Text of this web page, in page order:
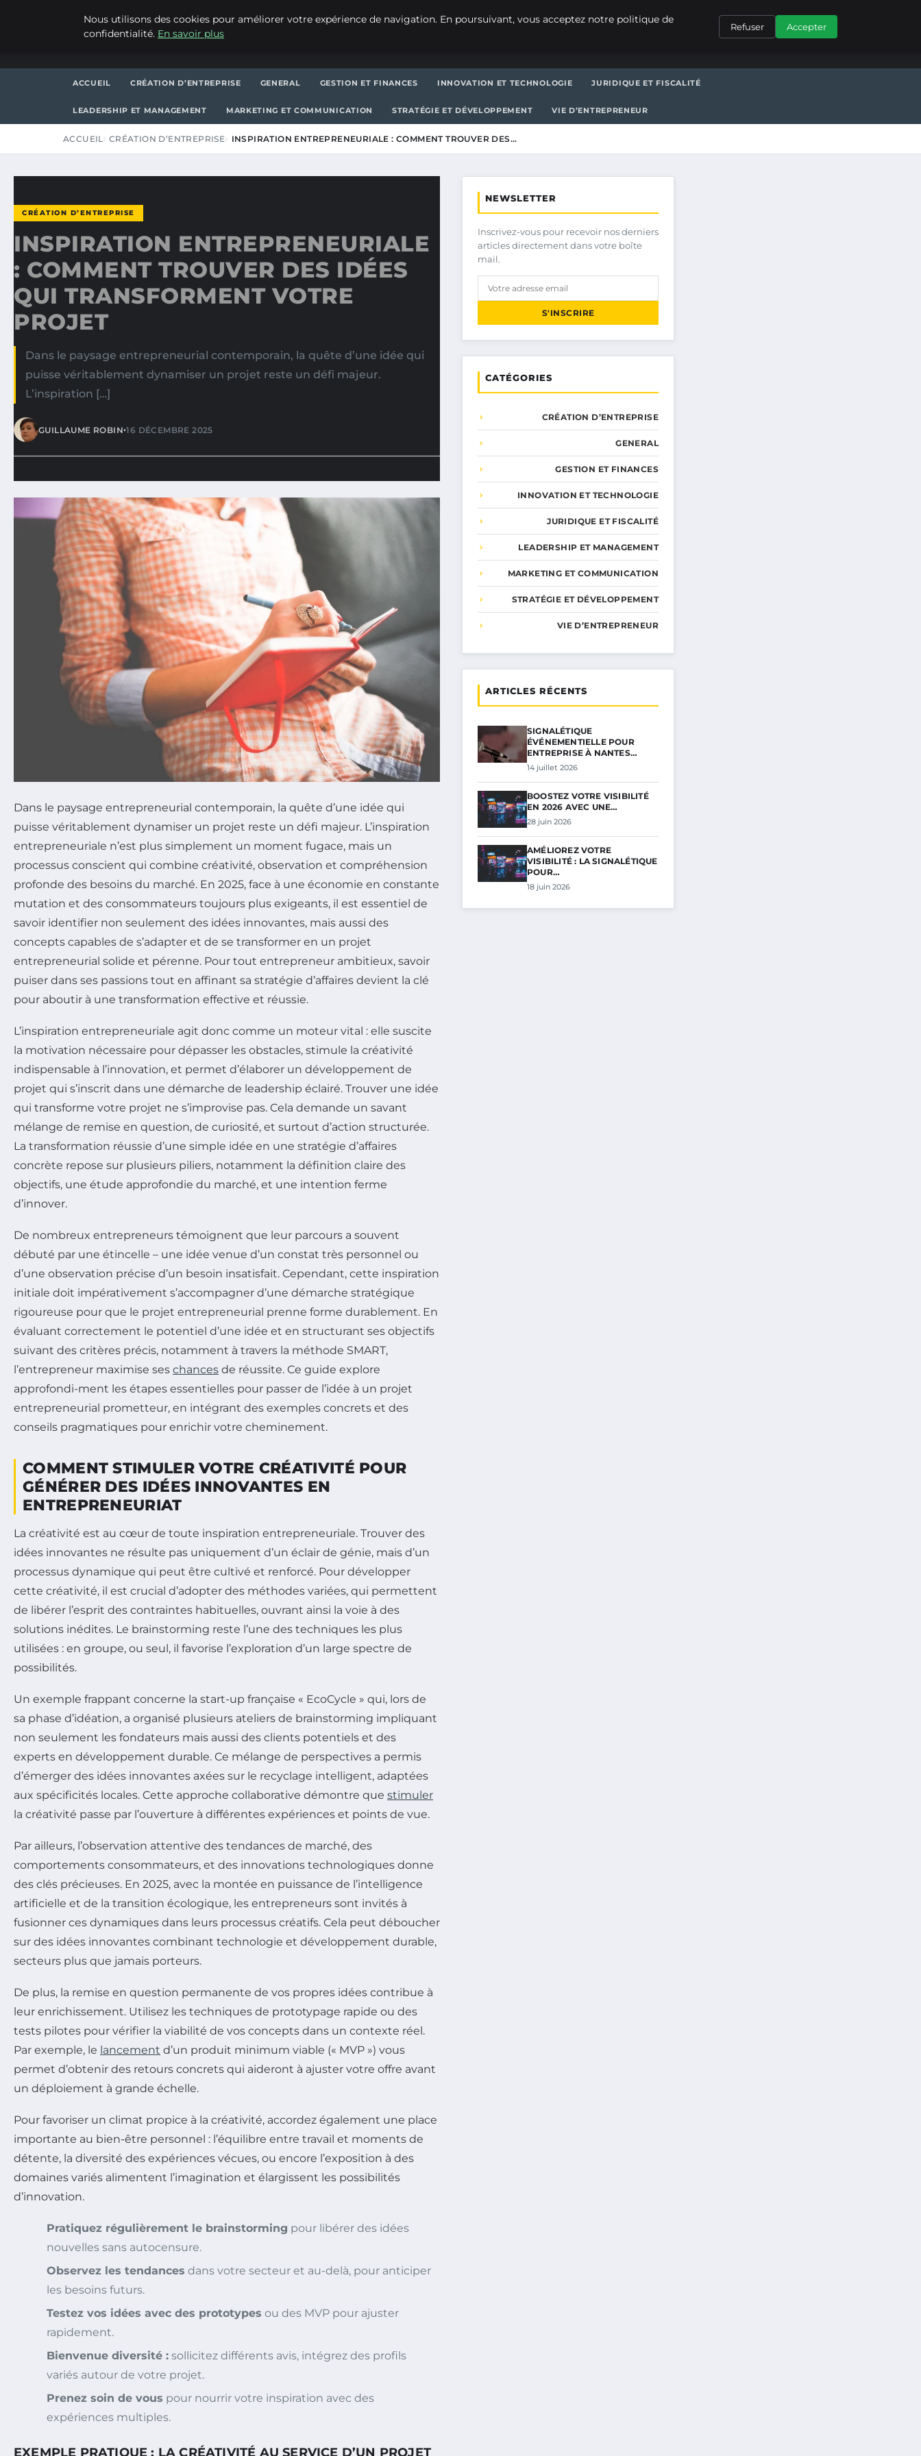
ACCUEIL CRÉATION D’ENTREPRISE GENERAL GESTION ET FINANCES INNOVATION ET TECHNOLOGIE JURIDIQUE ET FISCALITÉ
LEADERSHIP ET MANAGEMENT MARKETING ET COMMUNICATION STRATÉGIE ET DÉVELOPPEMENT VIE D’ENTREPRENEUR
ACCUEIL CRÉATION D’ENTREPRISE INSPIRATION ENTREPRENEURIALE : COMMENT TROUVER DES…
CRÉATION D’ENTREPRISE
INSPIRATION ENTREPRENEURIALE
: COMMENT TROUVER DES IDÉES
QUI TRANSFORMENT VOTRE
PROJET
Dans le paysage entrepreneurial contemporain, la quête d’une idée qui
puisse véritablement dynamiser un projet reste un défi majeur.
L’inspiration […]
GUILLAUME ROBIN•16 DÉCEMBRE 2025
Dans le paysage entrepreneurial contemporain, la quête d’une idée qui
puisse véritablement dynamiser un projet reste un défi majeur. L’inspiration
entrepreneuriale n’est plus simplement un moment fugace, mais un
processus conscient qui combine créativité, observation et compréhension
profonde des besoins du marché. En 2025, face à une économie en constante
mutation et des consommateurs toujours plus exigeants, il est essentiel de
savoir identifier non seulement des idées innovantes, mais aussi des
concepts capables de s’adapter et de se transformer en un projet
entrepreneurial solide et pérenne. Pour tout entrepreneur ambitieux, savoir
puiser dans ses passions tout en affinant sa stratégie d’affaires devient la clé
pour aboutir à une transformation effective et réussie.
L’inspiration entrepreneuriale agit donc comme un moteur vital : elle suscite
la motivation nécessaire pour dépasser les obstacles, stimule la créativité
indispensable à l’innovation, et permet d’élaborer un développement de
projet qui s’inscrit dans une démarche de leadership éclairé. Trouver une idée
qui transforme votre projet ne s’improvise pas. Cela demande un savant
mélange de remise en question, de curiosité, et surtout d’action structurée.
La transformation réussie d’une simple idée en une stratégie d’affaires
concrète repose sur plusieurs piliers, notamment la définition claire des
objectifs, une étude approfondie du marché, et une intention ferme
d’innover.
De nombreux entrepreneurs témoignent que leur parcours a souvent
débuté par une étincelle – une idée venue d’un constat très personnel ou
d’une observation précise d’un besoin insatisfait. Cependant, cette inspiration
initiale doit impérativement s’accompagner d’une démarche stratégique
rigoureuse pour que le projet entrepreneurial prenne forme durablement. En
évaluant correctement le potentiel d’une idée et en structurant ses objectifs
suivant des critères précis, notamment à travers la méthode SMART,
l’entrepreneur maximise ses chances de réussite. Ce guide explore
approfondi-ment les étapes essentielles pour passer de l’idée à un projet
entrepreneurial prometteur, en intégrant des exemples concrets et des
conseils pragmatiques pour enrichir votre cheminement.
COMMENT STIMULER VOTRE CRÉATIVITÉ POUR
GÉNÉRER DES IDÉES INNOVANTES EN
ENTREPRENEURIAT
La créativité est au cœur de toute inspiration entrepreneuriale. Trouver des
idées innovantes ne résulte pas uniquement d’un éclair de génie, mais d’un
processus dynamique qui peut être cultivé et renforcé. Pour développer
cette créativité, il est crucial d’adopter des méthodes variées, qui permettent
de libérer l’esprit des contraintes habituelles, ouvrant ainsi la voie à des
solutions inédites. Le brainstorming reste l’une des techniques les plus
utilisées : en groupe, ou seul, il favorise l’exploration d’un large spectre de
possibilités.
Un exemple frappant concerne la start-up française « EcoCycle » qui, lors de
sa phase d’idéation, a organisé plusieurs ateliers de brainstorming impliquant
non seulement les fondateurs mais aussi des clients potentiels et des
experts en développement durable. Ce mélange de perspectives a permis
d’émerger des idées innovantes axées sur le recyclage intelligent, adaptées
aux spécificités locales. Cette approche collaborative démontre que stimuler
la créativité passe par l’ouverture à différentes expériences et points de vue.
Par ailleurs, l’observation attentive des tendances de marché, des
comportements consommateurs, et des innovations technologiques donne
des clés précieuses. En 2025, avec la montée en puissance de l’intelligence
artificielle et de la transition écologique, les entrepreneurs sont invités à
fusionner ces dynamiques dans leurs processus créatifs. Cela peut déboucher
sur des idées innovantes combinant technologie et développement durable,
secteurs plus que jamais porteurs.
De plus, la remise en question permanente de vos propres idées contribue à
leur enrichissement. Utilisez les techniques de prototypage rapide ou des
tests pilotes pour vérifier la viabilité de vos concepts dans un contexte réel.
Par exemple, le lancement d’un produit minimum viable (« MVP ») vous
permet d’obtenir des retours concrets qui aideront à ajuster votre offre avant
un déploiement à grande échelle.
Pour favoriser un climat propice à la créativité, accordez également une place
importante au bien-être personnel : l’équilibre entre travail et moments de
détente, la diversité des expériences vécues, ou encore l’exposition à des
domaines variés alimentent l’imagination et élargissent les possibilités
d’innovation.
Pratiquez régulièrement le brainstorming pour libérer des idées
nouvelles sans autocensure.
Observez les tendances dans votre secteur et au-delà, pour anticiper
les besoins futurs.
Testez vos idées avec des prototypes ou des MVP pour ajuster
rapidement.
Bienvenue diversité : sollicitez différents avis, intégrez des profils
variés autour de votre projet.
Prenez soin de vous pour nourrir votre inspiration avec des
expériences multiples.
EXEMPLE PRATIQUE : LA CRÉATIVITÉ AU SERVICE D’UN PROJET
NEWSLETTER
Inscrivez-vous pour recevoir nos derniers
articles directement dans votre boîte
mail.
S'INSCRIRE
CATÉGORIES
CRÉATION D’ENTREPRISE
GENERAL
GESTION ET FINANCES
INNOVATION ET TECHNOLOGIE
JURIDIQUE ET FISCALITÉ
LEADERSHIP ET MANAGEMENT
MARKETING ET COMMUNICATION
STRATÉGIE ET DÉVELOPPEMENT
VIE D’ENTREPRENEUR
ARTICLES RÉCENTS
SIGNALÉTIQUE
ÉVÉNEMENTIELLE POUR
ENTREPRISE À NANTES…
14 juillet 2026
BOOSTEZ VOTRE VISIBILITÉ
EN 2026 AVEC UNE…
28 juin 2026
AMÉLIOREZ VOTRE
VISIBILITÉ : LA SIGNALÉTIQUE
POUR…
18 juin 2026
Nous utilisons des cookies pour améliorer votre expérience de navigation. En poursuivant, vous acceptez notre politique de
confidentialité. En savoir plus
Refuser Accepter